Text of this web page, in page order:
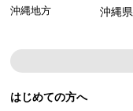
沖縄地方 沖縄県
はじめての方へ